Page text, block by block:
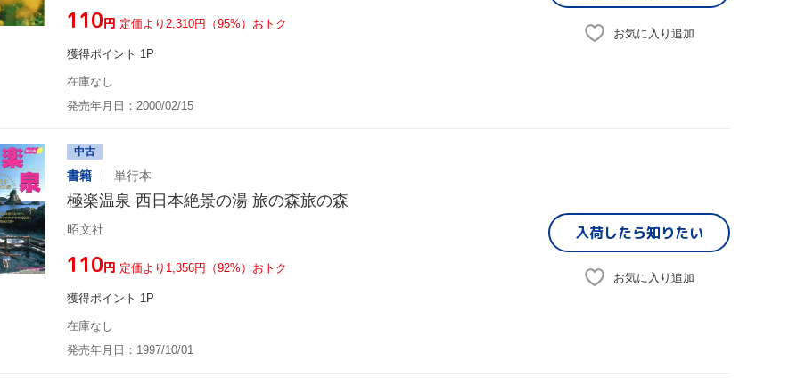
¥110円 定価より2,310円（95%）おトク
獲得ポイント 1P
在庫なし
発売年月日：2000/02/15
お気に入り追加
中古
書籍 単行本
極楽温泉 西日本絶景の湯 旅の森旅の森
昭文社
¥110円 定価より1,356円（92%）おトク
獲得ポイント 1P
在庫なし
発売年月日：1997/10/01
入荷したら知りたい
お気に入り追加